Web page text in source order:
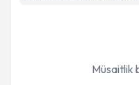
Müsaitlik